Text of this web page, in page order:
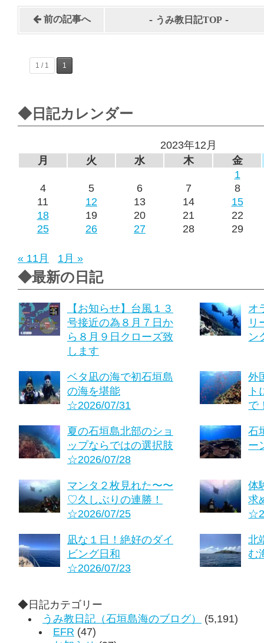
前の記事へ - うみ教日記TOP -
1 / 1 1
◆日記カレンダー
2023年12月
月
火 水 木
金
1
4
5 6 7
8
11
12 13 14
15
18
19 20 21
22
25
26 27 28 29
« 11月 1月 »
◆最新の日記
【お知らせ】台風１３
号接近の為８月７日か
ら８月９日クローズ致
します
オ
リ
ン
ベタ凪の海で初石垣島
の海を堪能
☆2026/07/31
外
ト
で
夏の石垣島北部のショ
ップならではの選択肢
☆2026/07/28
石
ー
マンタ２枚見れた〜〜
♡久しぶりの連勝！
☆2026/07/25
体
求
凪な１日！絶好のダイ
ビング日和
☆2026/07/23
北
む
◆日記カテゴリー
うみ教日記（石垣島海のブログ）
(5,191)
EFR (47)